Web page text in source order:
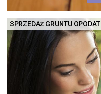
SPRZEDAŻ GRUNTU